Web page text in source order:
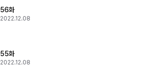
56화
2022.12.08
55화
2022.12.08